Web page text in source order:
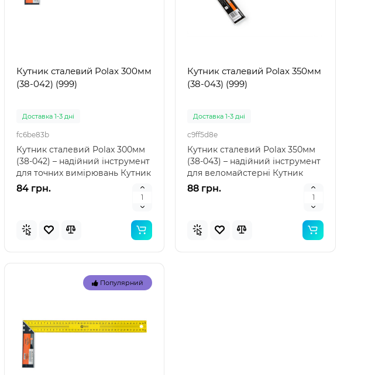
Кутник сталевий Polax 300мм
(38-042) (999)
Доставка 1-3 дні
fc6be83b
Кутник сталевий Polax 300мм
(38-042) – надійний інструмент
для точних вимірювань Кутник
сталевий Po..
84 грн.
Кутник сталевий Polax 350мм
(38-043) (999)
Доставка 1-3 дні
c9ff5d8e
Кутник сталевий Polax 350мм
(38-043) – надійний інструмент
для веломайстерні Кутник
сталевий Polax ..
88 грн.
Популярний